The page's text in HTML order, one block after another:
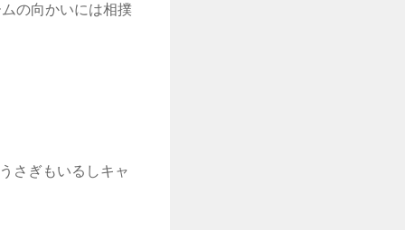
の向かいには相撲
さぎもいるしキャ